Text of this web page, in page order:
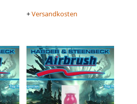
+Versandkosten